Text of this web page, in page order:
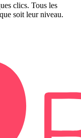
clics. Tous les
soit leur niveau.